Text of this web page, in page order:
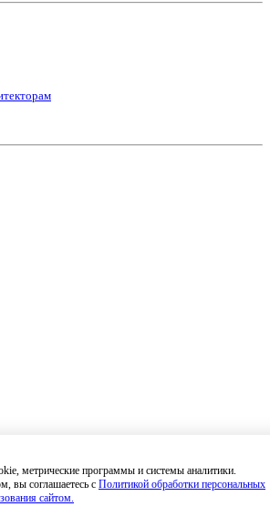
данные, Вы даете согласие на обработку
в соответствии сполитикой
офертой и носит информационный характер.
данных
метрические программы и системы аналитики.
вы соглашаетесь с Политикой обработки персональных
сайтом.